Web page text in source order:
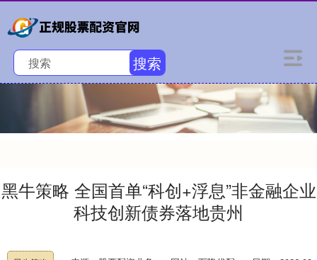
搜索
黑牛策略 全国首单“科创+浮息”非金融企业
科技创新债券落地贵州